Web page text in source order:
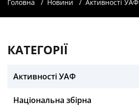
Головна Новини Активності УАФ
КАТЕГОРІЇ
Активності УАФ
Національна збірна